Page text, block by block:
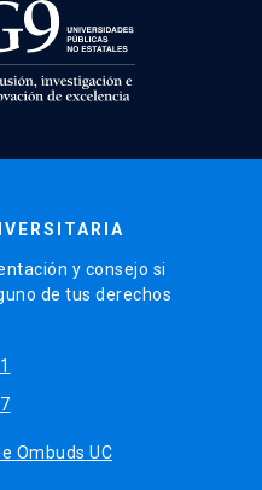
y consejo si
de tus derechos
Ombuds UC